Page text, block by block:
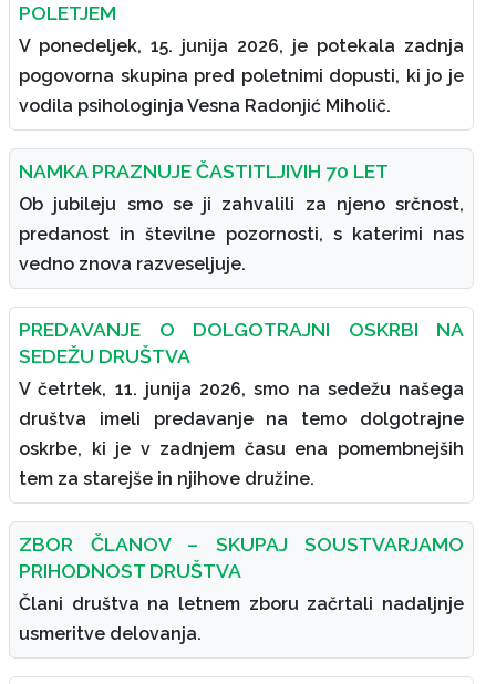
POLETJEM
V ponedeljek, 15. junija 2026, je potekala zadnja
pogovorna skupina pred poletnimi dopusti, ki jo je
vodila psihologinja Vesna Radonjić Miholič.
NAMKA PRAZNUJE ČASTITLJIVIH 70 LET
Ob jubileju smo se ji zahvalili za njeno srčnost,
predanost in številne pozornosti, s katerimi nas
vedno znova razveseljuje.
PREDAVANJE O DOLGOTRAJNI OSKRBI NA
SEDEŽU DRUŠTVA
V četrtek, 11. junija 2026, smo na sedežu našega
društva imeli predavanje na temo dolgotrajne
oskrbe, ki je v zadnjem času ena pomembnejših
tem za starejše in njihove družine.
ZBOR ČLANOV – SKUPAJ SOUSTVARJAMO
PRIHODNOST DRUŠTVA
Člani društva na letnem zboru začrtali nadaljnje
usmeritve delovanja.